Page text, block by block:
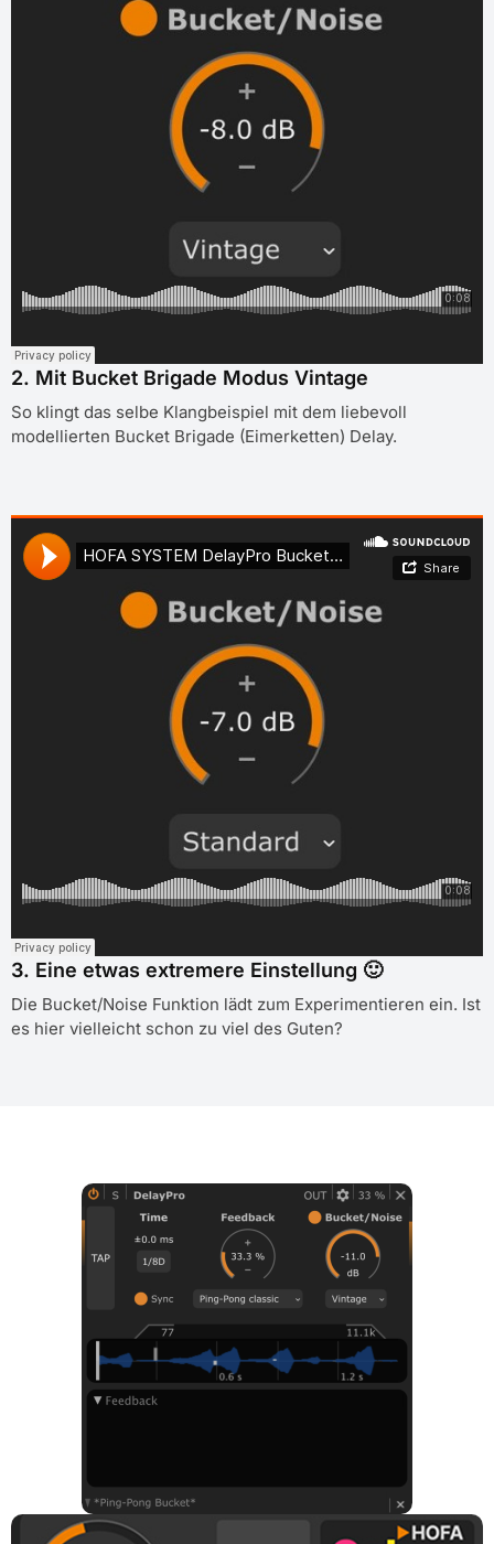
2. Mit Bucket Brigade Modus Vintage
So klingt das selbe Klangbeispiel mit dem liebevoll
modellierten Bucket Brigade (Eimerketten) Delay.
3. Eine etwas extremere Einstellung 🙂
Die Bucket/Noise Funktion lädt zum Experimentieren ein. Ist
es hier vielleicht schon zu viel des Guten?